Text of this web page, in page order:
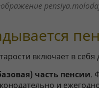
включает в
часть пенсии.
и